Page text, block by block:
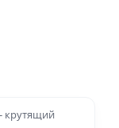
крутящий